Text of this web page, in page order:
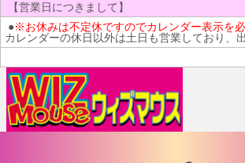
【営業日につきまして】
●※お休みは不定休ですのでカレンダー表示を必
カレンダーの休日以外は土日も営業しており、